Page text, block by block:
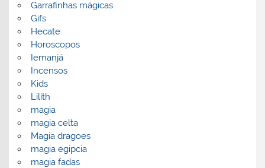
Garrafinhas mágicas
Gifs
Hecate
Horoscopos
Iemanjá
Incensos
Kids
Lilith
magia
magia celta
Magia dragoes
magia egipcia
magia fadas